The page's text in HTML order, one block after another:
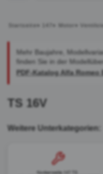
Startseite » » »
TS 16V
Weitere Unterkategorien:
Mehr Baujahre,
finden Sie in der
PDF-Katalog Alfa Romeo